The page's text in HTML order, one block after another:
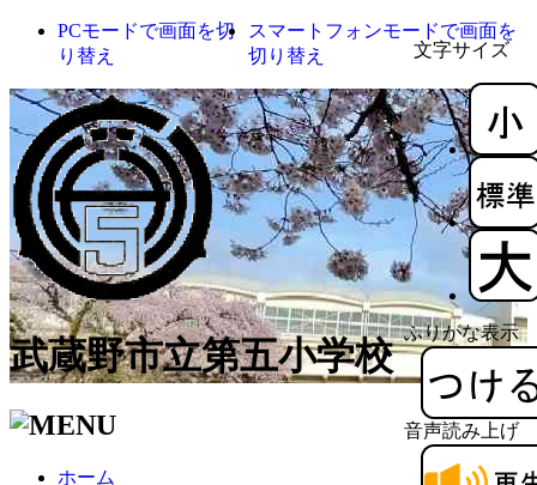
文字サイズ
ふりがな表示
音声読み上げ
PCモードで画面を切
り替え
スマートフォンモードで画面を
切り替え
武蔵野市立第五小学校
ホーム